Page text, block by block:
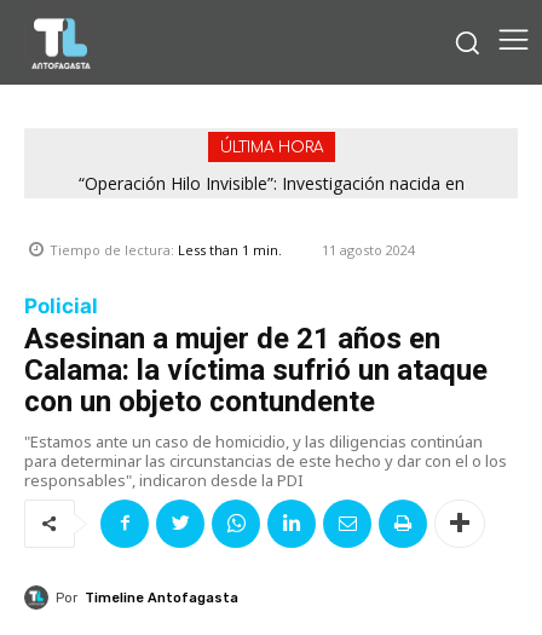
ÚLTIMA HORA
“Operación Hilo Invisible”: Investigación nacida en
Tiempo de lectura: Less than 1 min. 11 agosto 2024
Policial
Asesinan a mujer de 21 años en
Calama: la víctima sufrió un ataque
con un objeto contundente
"Estamos ante un caso de homicidio, y las diligencias continúan
para determinar las circunstancias de este hecho y dar con el o los
responsables", indicaron desde la PDI
Por Timeline Antofagasta